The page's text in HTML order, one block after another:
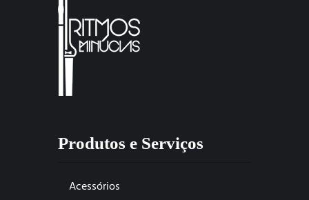
Produtos e Serviços
Acessórios